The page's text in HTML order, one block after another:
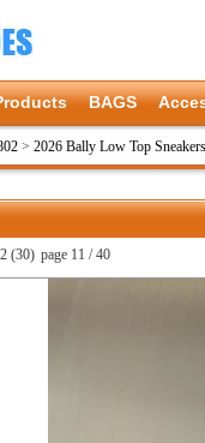
BAGS
> 2026 Bally Low Top
(30) page 11 / 40